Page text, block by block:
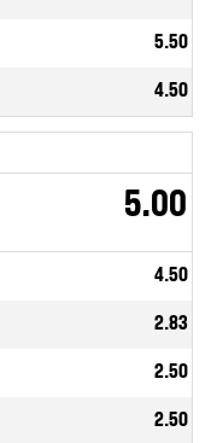
5.50
4.50
5.00
4.50
2.83
2.50
2.50